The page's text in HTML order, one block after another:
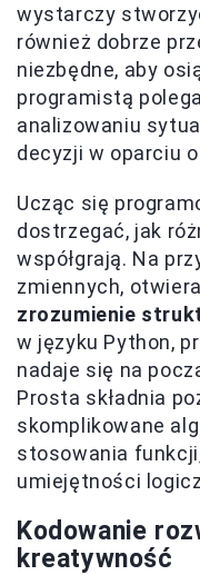
wystarczy
również dobrze
niezbędne, aby
programistą
analizowaniu
decyzji w oparciu
Ucząc się
dostrzegać, jak
współgrają. Na
zmiennych,
zrozumienie
w języku Python,
nadaje się na
Prosta składnia
skomplikowane
stosowania
umiejętności
Kodowanie
kreatywność